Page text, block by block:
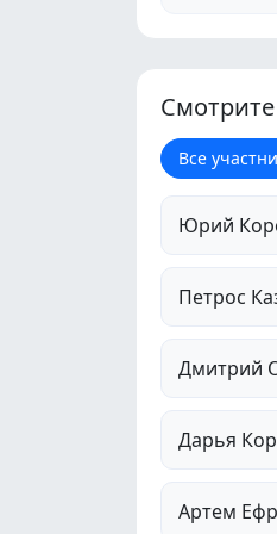
Все
Юрий
Петрос
Дмитрий
Дарья
Артем